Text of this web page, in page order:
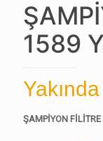
1589
Yakında
ŞAMPİYON